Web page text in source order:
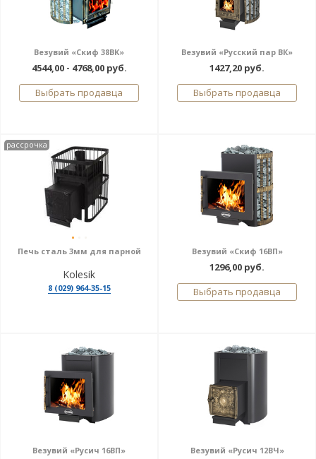
Везувий «Скиф 38ВК»
4544,00 - 4768,00 руб.
Выбрать продавца
Везувий «Русский пар ВК»
1427,20 руб.
Выбрать продавца
рассрочка
Печь сталь 3мм для парной
Kolesik
8 (029) 964-35-15
Везувий «Скиф 16ВП»
1296,00 руб.
Выбрать продавца
Везувий «Русич 16ВП» Везувий «Русич 12ВЧ»